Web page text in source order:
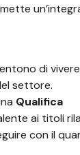
di
settore.
Qualifica
ai titoli
con il